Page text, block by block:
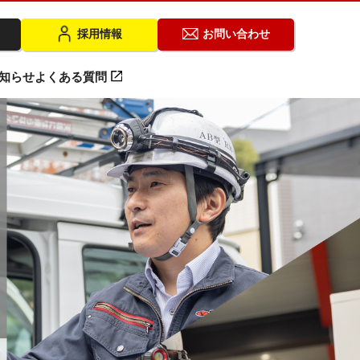
らせよくある質問
採用情報 お問い合わせ